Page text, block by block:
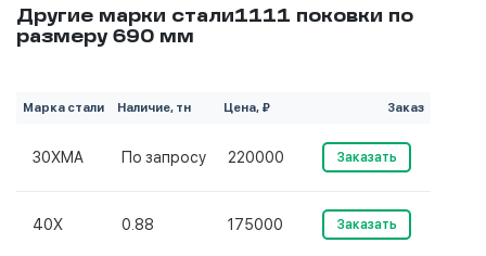
Другие марки стали1111 поковки по
размеру 690 мм
Марка стали Наличие, тн Цена, ₽ Заказ
30ХМА По запросу 220000 Заказать
40Х 0.88 175000 Заказать